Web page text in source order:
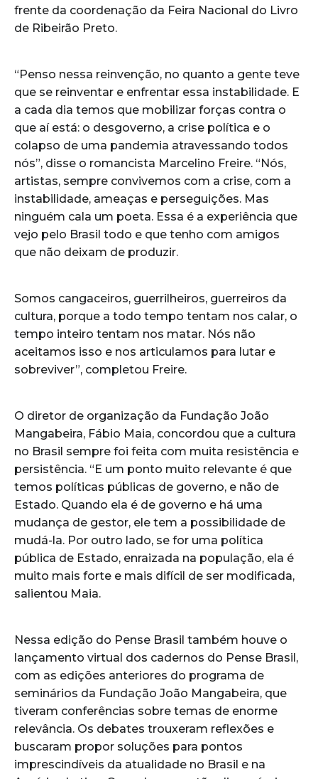
frente da coordenação da Feira Nacional do Livro
de Ribeirão Preto.
“Penso nessa reinvenção, no quanto a gente teve
que se reinventar e enfrentar essa instabilidade. E
a cada dia temos que mobilizar forças contra o
que aí está: o desgoverno, a crise política e o
colapso de uma pandemia atravessando todos
nós”, disse o romancista Marcelino Freire. “Nós,
artistas, sempre convivemos com a crise, com a
instabilidade, ameaças e perseguições. Mas
ninguém cala um poeta. Essa é a experiência que
vejo pelo Brasil todo e que tenho com amigos
que não deixam de produzir.
Somos cangaceiros, guerrilheiros, guerreiros da
cultura, porque a todo tempo tentam nos calar, o
tempo inteiro tentam nos matar. Nós não
aceitamos isso e nos articulamos para lutar e
sobreviver”, completou Freire.
O diretor de organização da Fundação João
Mangabeira, Fábio Maia, concordou que a cultura
no Brasil sempre foi feita com muita resistência e
persistência. “E um ponto muito relevante é que
temos políticas públicas de governo, e não de
Estado. Quando ela é de governo e há uma
mudança de gestor, ele tem a possibilidade de
mudá-la. Por outro lado, se for uma política
pública de Estado, enraizada na população, ela é
muito mais forte e mais difícil de ser modificada,
salientou Maia.
Nessa edição do Pense Brasil também houve o
lançamento virtual dos cadernos do Pense Brasil,
com as edições anteriores do programa de
seminários da Fundação João Mangabeira, que
tiveram conferências sobre temas de enorme
relevância. Os debates trouxeram reflexões e
buscaram propor soluções para pontos
imprescindíveis da atualidade no Brasil e na